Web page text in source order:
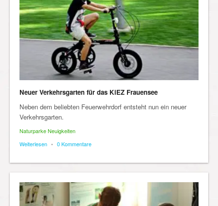
Neuer Verkehrsgarten für das KiEZ Frauensee
Neben dem beliebten Feuerwehrdorf entsteht nun ein neuer
Verkehrsgarten.
Naturparke Neuigkeiten
Weiterlesen • 0 Kommentare